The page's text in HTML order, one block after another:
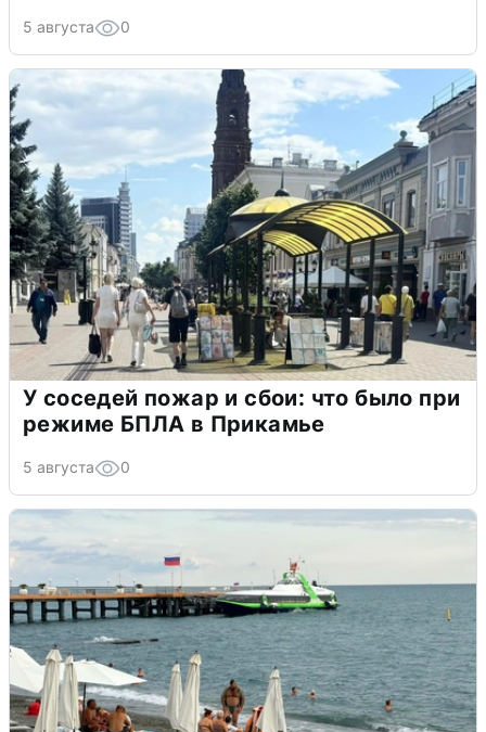
5 августа 0
У соседей пожар и сбои: что было при
режиме БПЛА в Прикамье
5 августа 0